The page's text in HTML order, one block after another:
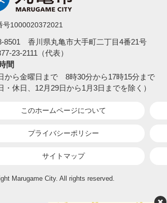
号1000020372021
8501 香川県丸亀市大手町二丁目4番21号
23-2111（代表）
間
から金曜日まで 8時30分から17時15分まで
・休日、12月29日から1月3日までを除く）
このホームページについて
プライバシーポリシー
サイトマップ
Marugame City. All rights reserved.